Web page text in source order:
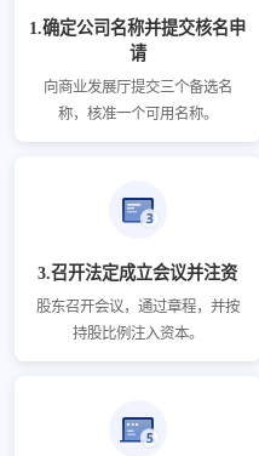
1.确定公司名称并提交核名申
请
向商业发展厅提交三个备选名
称，核准一个可用名称。
3.召开法定成立会议并注资
股东召开会议，通过章程，并按
持股比例注入资本。